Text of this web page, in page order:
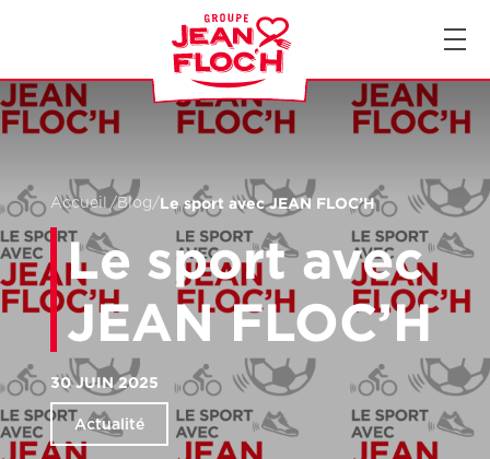
Accueil /Blog/Le sport avec JEAN FLOC’H
Le sport avec
JEAN FLOC’H
30 JUIN 2025
Actualité